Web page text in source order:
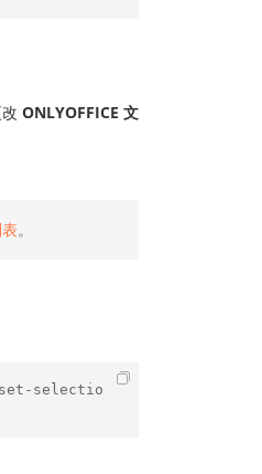
ONLYOFFICE 文
。
set-selectio